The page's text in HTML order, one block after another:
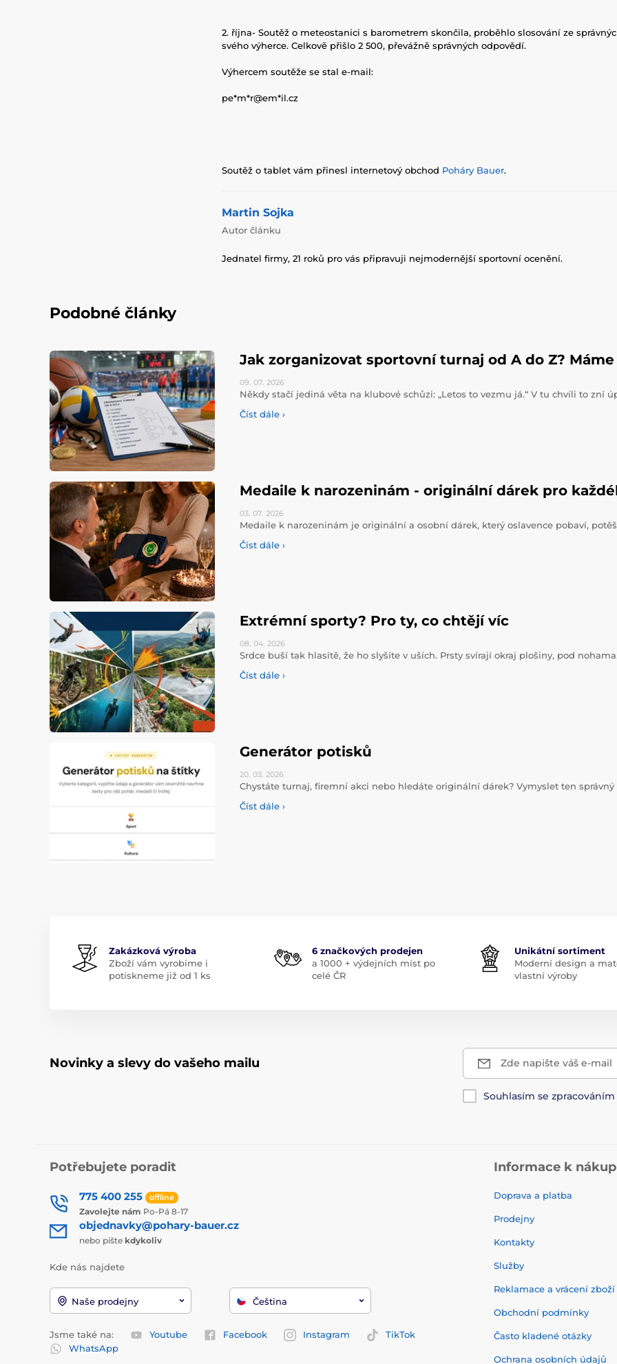
2. října- Soutěž o meteostanici s barometrem skončila, proběhlo slosování ze
svého výherce. Celkově přišlo 2 500, převážně správných odpovědí.
Výhercem soutěže se stal e-mail:
pe*m*r@em*il.cz
Soutěž o tablet vám přinesl internetový obchod Poháry Bauer.
Martin Sojka
Autor článku
Jednatel firmy, 21 roků pro vás připravuji nejmodernější sportovní ocenění.
Podobné články
Jak zorganizovat sportovní turnaj od A do Z?
09. 07. 2026
Někdy stačí jediná věta na klubové schůzi: „Letos to vezmu já.“ V tu chvíli to zní
Číst dále ›
Medaile k narozeninám - originální dárek pro
03. 07. 2026
Medaile k narozeninám je originální a osobní dárek, který oslavence pobaví,
Číst dále ›
Extrémní sporty? Pro ty, co chtějí víc
08. 04. 2026
Srdce buší tak hlasitě, že ho slyšíte v uších. Prsty svírají okraj plošiny, pod
Číst dále ›
Generátor potisků
20. 03. 2026
Chystáte turnaj, firemní akci nebo hledáte originální dárek? Vymyslet ten
Číst dále ›
Zakázková výroba
Zboží vám vyrobíme i
potiskneme již od 1 ks
6 značkových prodejen
a 1000 + výdejních míst po
celé ČR
Unikátní sortiment
Moderní design a
vlastní výroby
Novinky a slevy do vašeho mailu Zde napište váš e-mail
Souhlasím se zpracováním
Potřebujete poradit
775 400 255 offline
Zavolejte nám Po-Pá 8-17
objednavky@pohary-bauer.cz
nebo pište kdykoliv
Kde nás najdete
Naše prodejny Čeština
Jsme také na: Youtube Facebook Instagram
TikTok
WhatsApp
Informace k
Doprava a platba
Prodejny
Kontakty
Služby
Reklamace a vrácení zboží
Obchodní podmínky
Často kladené otázky
Ochrana osobních údajů